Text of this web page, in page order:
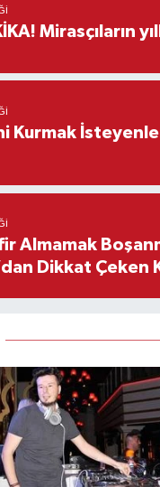
SON DAKİKA!
Kurmak
Almamak
Dikkat Çeken